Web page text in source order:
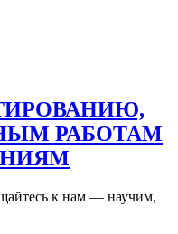
РАБОТАМ
к нам — научим,